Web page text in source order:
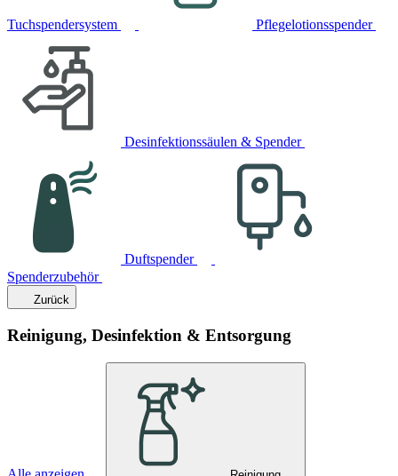
Tuchspendersystem Pflegelotionsspender
Desinfektionssäulen & Spender
Duftspender
Spenderzubehör
Zurück
Reinigung, Desinfektion & Entsorgung